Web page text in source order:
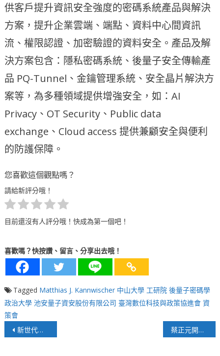
供客戶提升資訊安全強度的密碼系統產品與解決
方案，提升企業雲端、端點、資料中心間資訊
流、權限認證、加密驗證的資料安全。產品及解
決方案包含：隱私密碼系統、後量子安全傳輸產
品 PQ-Tunnel、金鑰管理系統、安全晶片解決方
案等，為多種領域提供增強安全，如：AI
Privacy、OT Security、Public data
exchange、Cloud access 提供兼顧安全與便利
的防護保障。
您喜歡這個觀點嗎？
請給新評分哦！
目前還沒有人評分哦！快成為第一個吧！
喜歡嗎？快按讚、留言、分享出去哦！
Tagged Matthias J. Kannwischer 中山大學 工研院 後量子密碼學
政治大學 池安量子資安股份有限公司 臺灣數位科技與政策協進會 資
策會
文新世代管理者的經典工具書 蔡正元開網路節目拷問柯文哲 邀總統參選人發公道之聲